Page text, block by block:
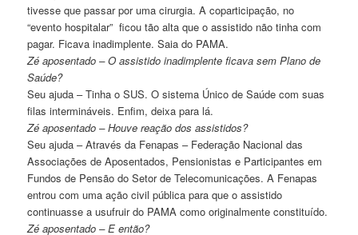
tivesse que passar por uma cirurgia. A coparticipação, no
“evento hospitalar” ficou tão alta que o assistido não tinha com
pagar. Ficava inadimplente. Saia do PAMA.
Zé aposentado – O assistido inadimplente ficava sem Plano de
Saúde?
Seu ajuda – Tinha o SUS. O sistema Único de Saúde com suas
filas intermináveis. Enfim, deixa para lá.
Zé aposentado – Houve reação dos assistidos?
Seu ajuda – Através da Fenapas – Federação Nacional das
Associações de Aposentados, Pensionistas e Participantes em
Fundos de Pensão do Setor de Telecomunicações. A Fenapas
entrou com uma ação civil pública para que o assistido
continuasse a usufruir do PAMA como originalmente constituído.
Zé aposentado – E então?